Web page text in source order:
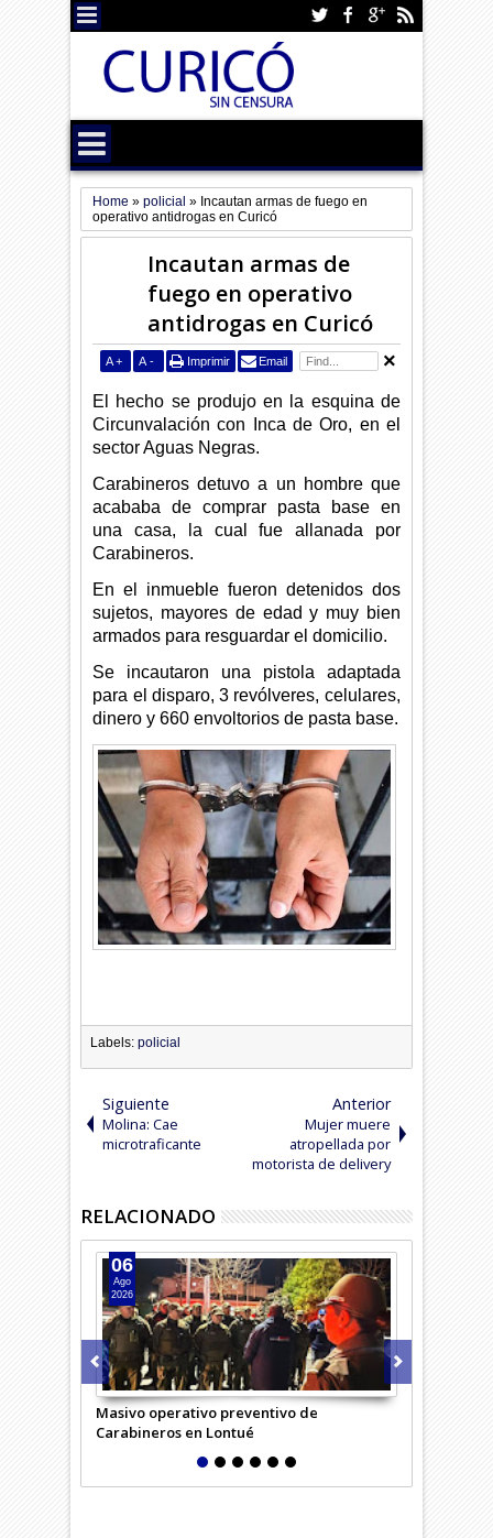
Home »policial » Incautan armas de fuego en
operativo antidrogas en Curicó
Incautan armas de
fuego en operativo
antidrogas en Curicó
A + A - Imprimir Email
El hecho se produjo en la esquina de
Circunvalación con Inca de Oro, en el
sector Aguas Negras.
Carabineros detuvo a un hombre que
acababa de comprar pasta base en
una casa, la cual fue allanada por
Carabineros.
En el inmueble fueron detenidos dos
sujetos, mayores de edad y muy bien
armados para resguardar el domicilio.
Se incautaron una pistola adaptada
para el disparo, 3 revólveres, celulares,
dinero y 660 envoltorios de pasta base.
Labels:policial
Siguiente
Molina: Cae
microtraficante
Anterior
Mujer muere
atropellada por
motorista de delivery
RELACIONADO
Masivo operativo preventivo de
Carabineros en Lontué
06
Ago
2026